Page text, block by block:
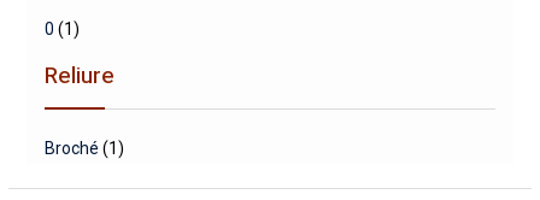
0 (1)
Reliure
Broché (1)